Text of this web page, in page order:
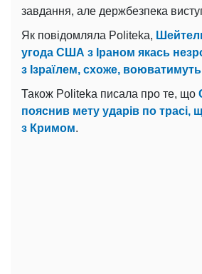
завдання, але держбезпека
Як повідомляла Politeka,
угода США з Іраном якась
з Ізраїлем, схоже, воюватимуть
Також Politeka писала про те, що
пояснив мету ударів по трасі,
з Кримом.